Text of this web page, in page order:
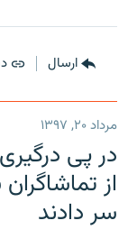
ارسال
مرداد ۲۰, ۱۳۹۷
در پی
از
سر دادند